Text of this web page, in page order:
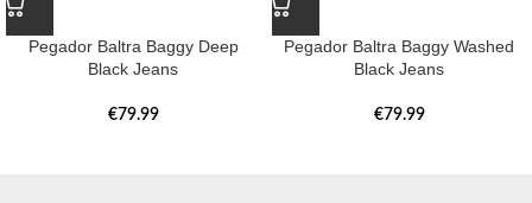
Pegador Baltra Baggy Deep
Black Jeans
€79.99
Pegador Baltra Baggy Washed
Black Jeans
€79.99